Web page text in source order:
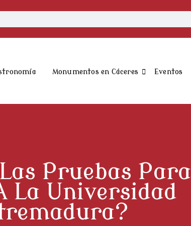
Monumentos en Cáceres Eventos
Pruebas Para
La Universidad